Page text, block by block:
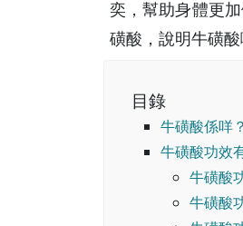
奕，幫助身體更
磺酸，說明牛磺酸
目錄
牛磺酸係咩？
牛磺酸功效
牛磺酸
牛磺酸